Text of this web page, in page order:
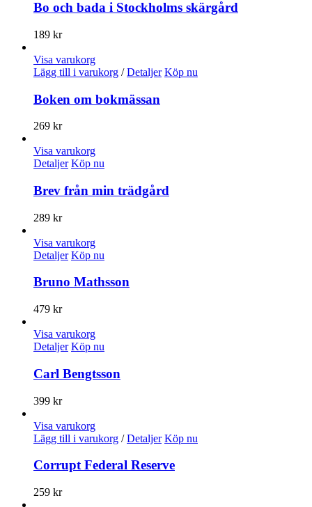
Bo och bada i Stockholms skärgård
189 kr
Visa varukorg
Lägg till i varukorg / Detaljer Köp nu
Boken om bokmässan
269 kr
Visa varukorg
Detaljer Köp nu
Brev från min trädgård
289 kr
Visa varukorg
Detaljer Köp nu
Bruno Mathsson
479 kr
Visa varukorg
Detaljer Köp nu
Carl Bengtsson
399 kr
Visa varukorg
Lägg till i varukorg / Detaljer Köp nu
Corrupt Federal Reserve
259 kr